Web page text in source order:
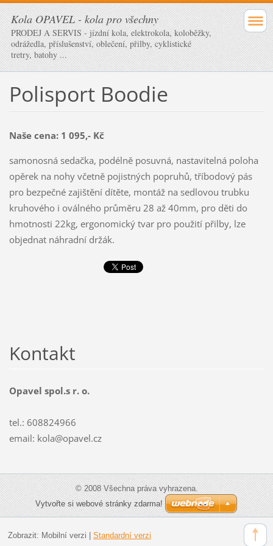
Kola OPAVEL - kola pro všechny
PRODEJ A SERVIS - jízdní kola, elektrokola, koloběžky,
odrážedla, příslušenství, oblečení, přilby, cyklistické
tretry, batohy ...
Polisport Boodie
Naše cena:1 095,- Kč
samonosná sedačka, podélně posuvná, nastavitelná poloha
opěrek na nohy včetně pojistných popruhů, tříbodový pás
pro bezpečné zajištění dítěte, montáž na sedlovou trubku
kruhového i oválného průměru 28 až 40mm, pro děti do
hmotnosti 22kg, ergonomický tvar pro použití přilby, lze
objednat náhradní držák.
Kontakt
Opavel spol.s r. o.
tel.: 608824966
email: kola@opavel.cz
© 2008 Všechna práva vyhrazena.
Vytvořte si webové stránky zdarma!
Zobrazit: Mobilní verzi Standardní verzi